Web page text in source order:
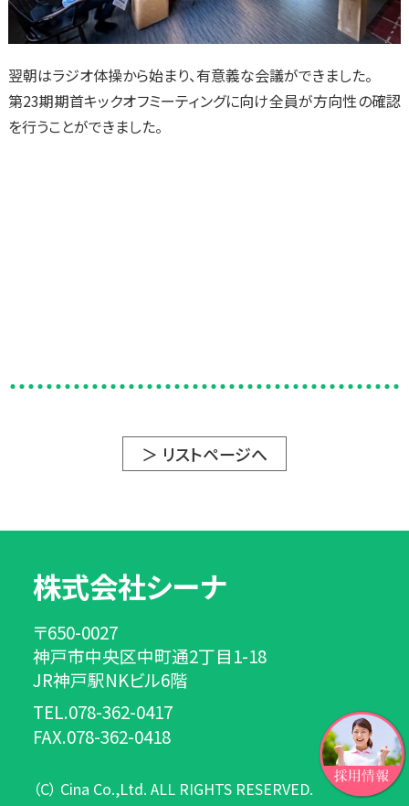
翌朝はラジオ体操から始まり、有意義な会議ができました。
第23期期首キックオフミーティングに向け全員が方向性の確認
を行うことができました。
＞ リストページへ
株式会社シーナ
〒650-0027
神戸市中央区中町通2丁目1-18
JR神戸駅NKビル6階
TEL.078-362-0417
FAX.078-362-0418
（C） Cina Co.,Ltd. ALL RIGHTS RESERVED.